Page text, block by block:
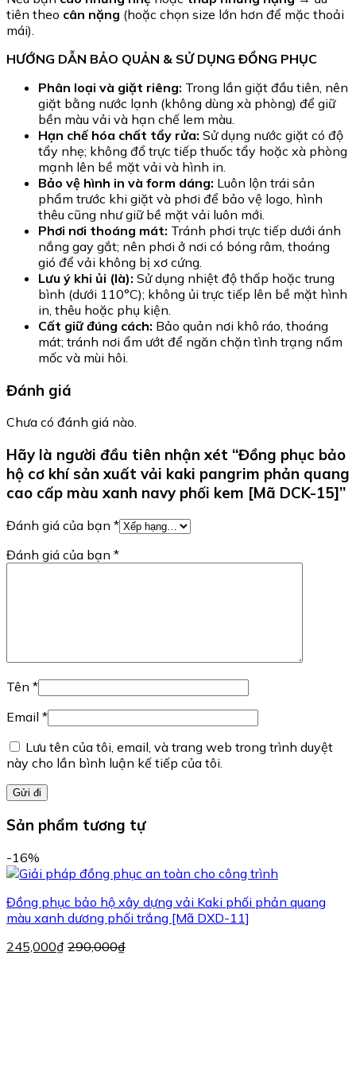
tiên theo cân nặng (hoặc chọn size lớn hơn để mặc thoải
mái).
HƯỚNG DẪN BẢO QUẢN & SỬ DỤNG ĐỒNG PHỤC
Phân loại và giặt riêng: Trong lần giặt đầu tiên, nên
giặt bằng nước lạnh (không dùng xà phòng) để giữ
bền màu vải và hạn chế lem màu.
Hạn chế hóa chất tẩy rửa: Sử dụng nước giặt có độ
tẩy nhẹ; không đổ trực tiếp thuốc tẩy hoặc xà phòng
mạnh lên bề mặt vải và hình in.
Bảo vệ hình in và form dáng: Luôn lộn trái sản
phẩm trước khi giặt và phơi để bảo vệ logo, hình
thêu cũng như giữ bề mặt vải luôn mới.
Phơi nơi thoáng mát: Tránh phơi trực tiếp dưới ánh
nắng gay gắt; nên phơi ở nơi có bóng râm, thoáng
gió để vải không bị xơ cứng.
Lưu ý khi ủi (là): Sử dụng nhiệt độ thấp hoặc trung
bình (dưới 110°C); không ủi trực tiếp lên bề mặt hình
in, thêu hoặc phụ kiện.
Cất giữ đúng cách: Bảo quản nơi khô ráo, thoáng
mát; tránh nơi ẩm ướt để ngăn chặn tình trạng nấm
mốc và mùi hôi.
Đánh giá
Chưa có đánh giá nào.
Hãy là người đầu tiên nhận xét “Đồng phục bảo
hộ cơ khí sản xuất vải kaki pangrim phản quang
cao cấp màu xanh navy phối kem [Mã DCK-15]”
Đánh giá của bạn *
Đánh giá của bạn *
Tên *
Email *
Lưu tên của tôi, email, và trang web trong trình duyệt
này cho lần bình luận kế tiếp của tôi.
Sản phẩm tương tự
-16%
Đồng phục bảo hộ xây dựng vải Kaki phối phản quang
màu xanh dương phối trắng [Mã DXD-11]
245,000₫ 290,000₫